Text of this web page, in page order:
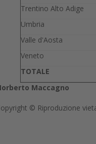
Trentino Alto Adige
Umbria
Valle d'Aosta
Veneto
TOTALE
Maccagno
© Riproduzione